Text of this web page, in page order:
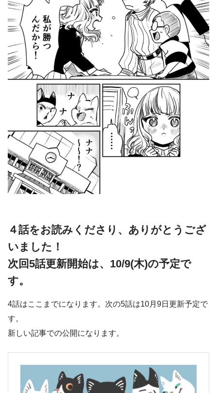
４話をお読みくださり、ありがとうござ
いました！
次回5話更新開始は、10/9(木)の予定で
す。
4話はここまでになります。次の5話は10月9日更新予定で
す。
新しい記事での公開になります。